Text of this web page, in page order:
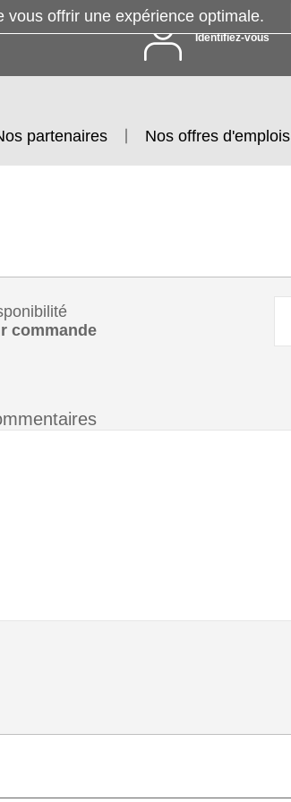
Identifiez-vous
partenaires Nos offres d'emplois
commande
vous offrir une expérience optimale.